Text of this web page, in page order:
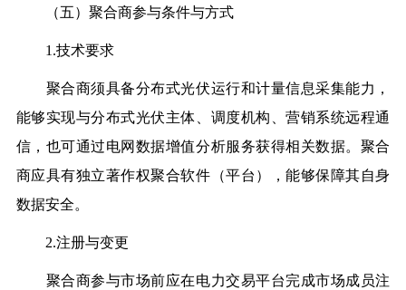
（五）聚合商参与条件与方式
1.技术要求
聚合商须具备分布式光伏运行和计量信息采集能力，
能够实现与分布式光伏主体、调度机构、营销系统远程通
信，也可通过电网数据增值分析服务获得相关数据。聚合
商应具有独立著作权聚合软件（平台），能够保障其自身
数据安全。
2.注册与变更
聚合商参与市场前应在电力交易平台完成市场成员注